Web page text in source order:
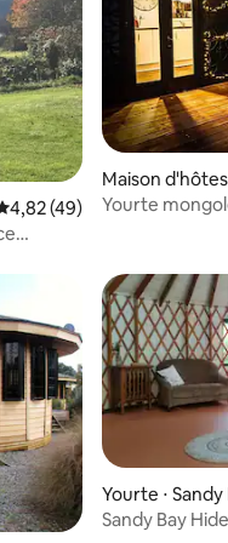
: 5 sur 5
moyenne sur la
4,82 (49)
Maison
Yourte
: 4,86 sur 5
Yourte ⋅ Sandy
Sandy Bay